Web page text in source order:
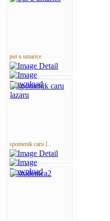
put u umarice
spomenik caru l...